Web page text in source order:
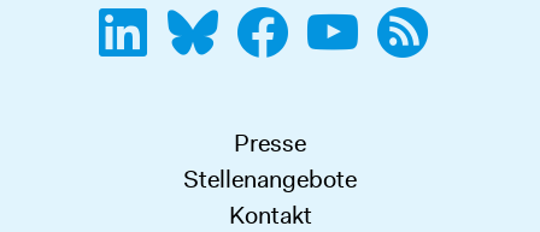
Presse
Stellenangebote
Kontakt